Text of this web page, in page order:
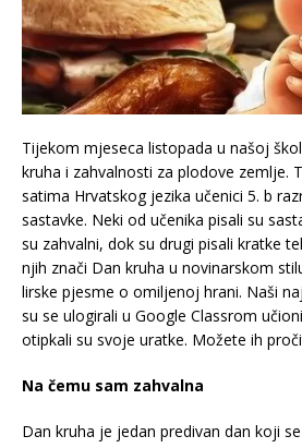
Tijekom mjeseca listopada u našoj
kruha i zahvalnosti za plodove zemlje.
satima Hrvatskog jezika učenici 5. b
sastavke. Neki od učenika pisali su
su zahvalni, dok su drugi pisali kratke
njih znači Dan kruha u novinarskom
lirske pjesme o omiljenoj hrani. Naši
su se ulogirali u Google Classrom
otipkali su svoje uratke. Možete ih
Na čemu sam zahvalna
Dan kruha je jedan predivan dan koji